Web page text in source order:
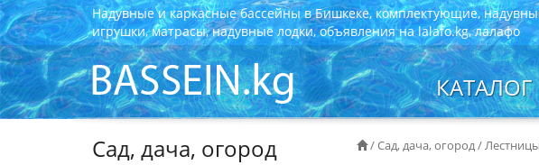
Надувные и каркасные бассейны в Бишкеке, комплектующие,
игрушки, матрасы, надувные лодки, объявления на lalafo.kg, лалафо
КАТАЛОГ
Сад, дача, огород /Сад, дача, огород/